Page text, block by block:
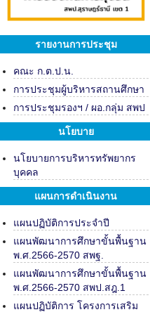
รายงานการประชุม
คณะ ก.ต.ป.น.
การประชุมผู้บริหารสถานศึกษา
การประชุมรองฯ / ผอ.กลุ่ม สพป
นโยบาย
นโยบายการบริหารทรัพยากร
บุคคล
แผนการดำเนินงาน
แผนปฏิบัติการประจำปี
แผนพัฒนาการศึกษาขั้นพื้นฐาน
พ.ศ.2566-2570 สพฐ.
แผนพัฒนาการศึกษาขั้นพื้นฐาน
พ.ศ.2566-2570 สพป.สฎ.1
แผนปฏิบัติการ โครงการเสริม